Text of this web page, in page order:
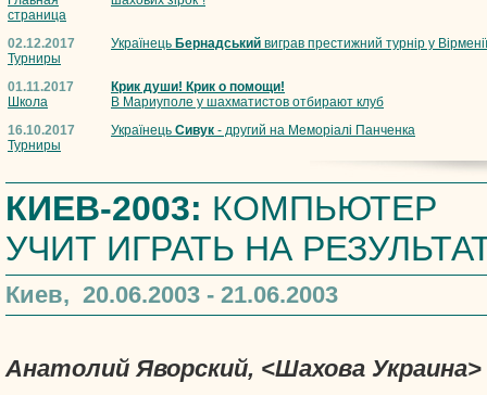
страница
02.12.2017
Турниры
Українець Бернадський виграв престижний турнір у Вірменії
01.11.2017
Школа
Крик души! Крик о помощи!
В Мариуполе у шахматистов отбирают клуб
16.10.2017
Турниры
Українець Сивук - другий на Меморіалі Панченка
КИЕВ-2003: КОМПЬЮТЕР
УЧИТ ИГРАТЬ НА
Киев, 20.06.2003 - 21.06.2003
Анатолий Яворский, <Шахова Украина>